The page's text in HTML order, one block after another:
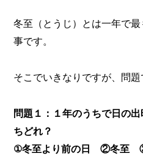
冬至（とうじ）とは一年で
事です。
そこでいきなりですが、問題
問題１：１年のうちで日の
ちどれ？
①冬至より前の日 ②冬至 ③